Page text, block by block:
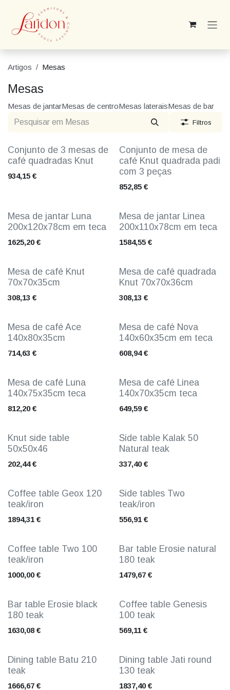
Pular para o conteúdo
Artigos Mesas
Mesas
Mesas de jantarMesas de centroMesas lateraisMesas de bar
Filtros
Conjunto de 3 mesas de
café quadradas Knut
934,15 €
Conjunto de mesa de
café Knut quadrada padi
com 3 peças
852,85€
Mesa de jantar Luna
200x120x78cm em teca
1625,20€
Mesa de jantar Linea
200x110x78cm em teca
1584,55€
Mesa de café Knut
70x70x35cm
308,13 €
Mesa de café quadrada
Knut 70x70x36cm
308,13 €
Mesa de café Ace
140x80x35cm
714,63 €
Mesa de café Nova
140x60x35cm em teca
608,94€
Mesa de café Luna
140x75x35cm teca
812,20€
Mesa de café Linea
140x70x35cm teca
649,59€
Knut side table
50x50x46
202,44€
Side table Kalak 50
Natural teak
337,40€
Coffee table Geox 120
teak/iron
1894,31 €
Side tables Two
teak/iron
556,91€
Coffee table Two 100
teak/iron
1000,00€
Bar table Erosie natural
180 teak
1479,67€
Bar table Erosie black
180 teak
1630,08€
Coffee table Genesis
100 teak
569,11€
Dining table Batu 210
teak
1666,67 €
Dining table Jati round
130 teak
1837,40€